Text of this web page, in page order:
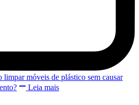
limpar móveis de plástico sem causar
Leia mais